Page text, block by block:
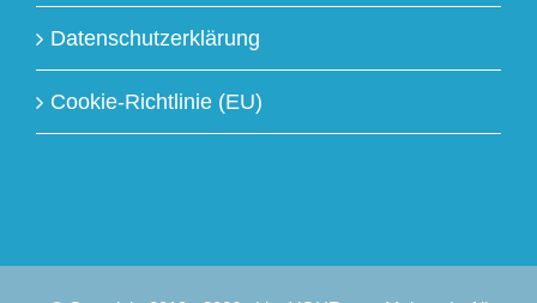
Datenschutzerklärung
Cookie-Richtlinie (EU)